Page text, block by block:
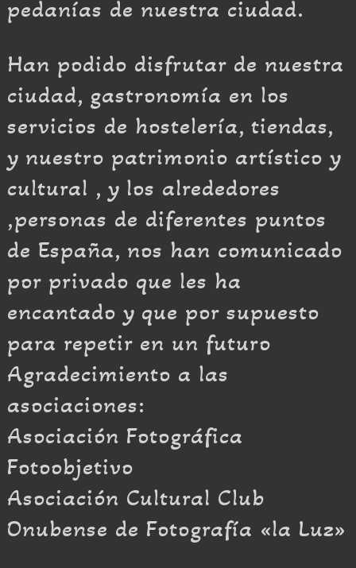
pedanías de nuestra ciudad.
Han podido disfrutar de nuestra
ciudad, gastronomía en los
servicios de hostelería, tiendas,
y nuestro patrimonio artístico y
cultural , y los alrededores
,personas de diferentes puntos
de España, nos han comunicado
por privado que les ha
encantado y que por supuesto
para repetir en un futuro
Agradecimiento a las
asociaciones:
Asociación Fotográfica
Fotoobjetivo
Asociación Cultural Club
Onubense de Fotografía «la Luz»